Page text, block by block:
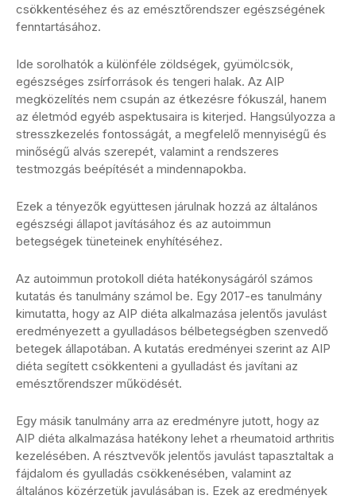
csökkentéséhez és az emésztőrendszer egészségének
fenntartásához.
Ide sorolhatók a különféle zöldségek, gyümölcsök,
egészséges zsírforrások és tengeri halak. Az AIP
megközelítés nem csupán az étkezésre fókuszál, hanem
az életmód egyéb aspektusaira is kiterjed. Hangsúlyozza a
stresszkezelés fontosságát, a megfelelő mennyiségű és
minőségű alvás szerepét, valamint a rendszeres
testmozgás beépítését a mindennapokba.
Ezek a tényezők együttesen járulnak hozzá az általános
egészségi állapot javításához és az autoimmun
betegségek tüneteinek enyhítéséhez.
Az autoimmun protokoll diéta hatékonyságáról számos
kutatás és tanulmány számol be. Egy 2017-es tanulmány
kimutatta, hogy az AIP diéta alkalmazása jelentős javulást
eredményezett a gyulladásos bélbetegségben szenvedő
betegek állapotában. A kutatás eredményei szerint az AIP
diéta segített csökkenteni a gyulladást és javítani az
emésztőrendszer működését.
Egy másik tanulmány arra az eredményre jutott, hogy az
AIP diéta alkalmazása hatékony lehet a rheumatoid arthritis
kezelésében. A résztvevők jelentős javulást tapasztaltak a
fájdalom és gyulladás csökkenésében, valamint az
általános közérzetük javulásában is. Ezek az eredmények